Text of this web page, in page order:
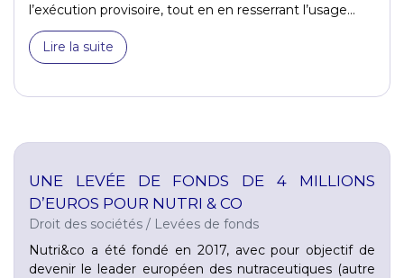
l’exécution provisoire, tout en en resserrant l’usage...
Lire la suite
UNE LEVÉE DE FONDS DE 4 MILLIONS
D’EUROS POUR NUTRI & CO
Droit des sociétés / Levées de fonds
Nutri&co a été fondé en 2017, avec pour objectif de
devenir le leader européen des nutraceutiques (autre